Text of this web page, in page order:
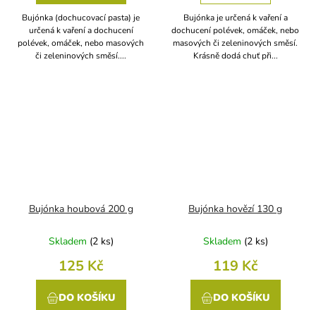
Bujónka (dochucovací pasta) je
určená k vaření a dochucení
polévek, omáček, nebo masových
či zeleninových směsí....
Bujónka je určená k vaření a
dochucení polévek, omáček, nebo
masových či zeleninových směsí.
Krásně dodá chuť při...
Bujónka houbová 200 g
Skladem (2 ks)
125 Kč
DO KOŠÍKU
Bujónka hovězí 130 g
Skladem (2 ks)
119 Kč
DO KOŠÍKU